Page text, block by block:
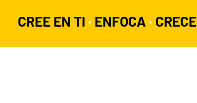
CREE EN TI · ENFOCA · CRECE